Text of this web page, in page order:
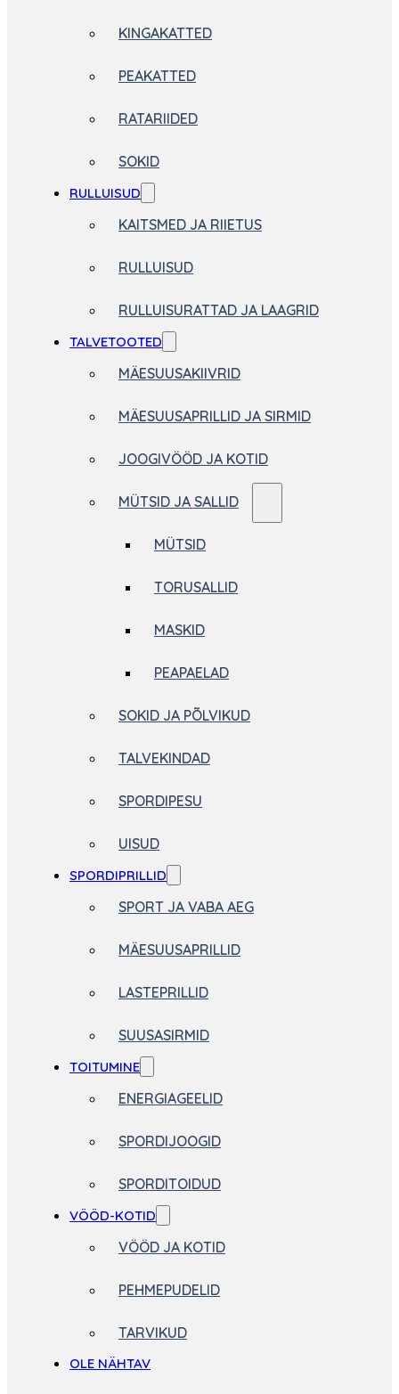
KINGAKATTED
PEAKATTED
RATARIIDED
SOKID
RULLUISUD
KAITSMED JA RIIETUS
RULLUISUD
RULLUISURATTAD JA LAAGRID
TALVETOOTED
MÄESUUSAKIIVRID
MÄESUUSAPRILLID JA SIRMID
JOOGIVÖÖD JA KOTID
MÜTSID JA SALLID
MÜTSID
TORUSALLID
MASKID
PEAPAELAD
SOKID JA PÕLVIKUD
TALVEKINDAD
SPORDIPESU
UISUD
SPORDIPRILLID
SPORT JA VABA AEG
MÄESUUSAPRILLID
LASTEPRILLID
SUUSASIRMID
TOITUMINE
ENERGIAGEELID
SPORDIJOOGID
SPORDITOIDUD
VÖÖD-KOTID
VÖÖD JA KOTID
PEHMEPUDELID
TARVIKUD
OLE NÄHTAV